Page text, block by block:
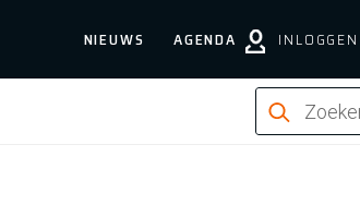
NIEUWS AGENDA INLOGGEN